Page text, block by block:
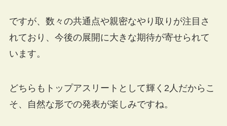
ですが、数々の共通点や親密なやり取りが注目さ
れており、今後の展開に大きな期待が寄せられて
います。
どちらもトップアスリートとして輝く2人だからこ
そ、自然な形での発表が楽しみですね。